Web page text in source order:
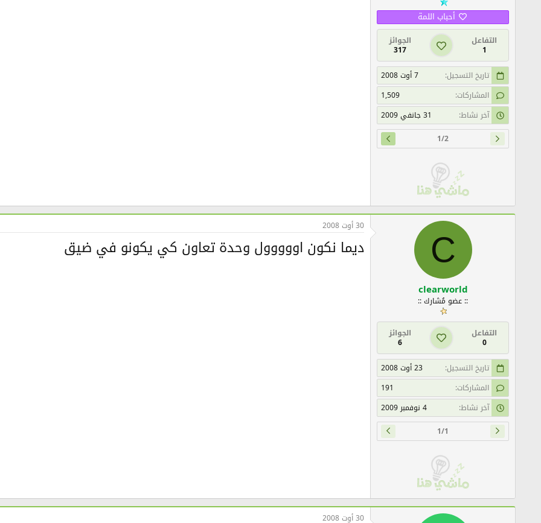
أحباب اللمة
التفاعل
1
الجوائز
317
تاريخ التسجيل
7 أوت 2008
المشاركات
1,509
آخر نشاط
31 جانفي 2009
1/2
C
clearworld
:: عضو مُشارك ::
التفاعل
0
الجوائز
6
تاريخ التسجيل
23 أوت 2008
المشاركات
191
آخر نشاط
4 نوفمبر 2009
1/1
30 أوت 2008
ديما نكون اووووول وحدة تعاون كي يكونو في ضيق
30 أوت 2008